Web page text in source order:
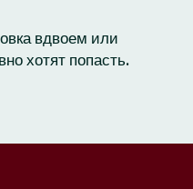
вдвоем или
хотят попасть.